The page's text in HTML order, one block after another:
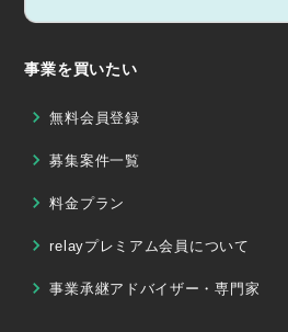
事業を買いたい
無料会員登録
募集案件一覧
料金プラン
relayプレミアム会員について
事業承継アドバイザー・専門家